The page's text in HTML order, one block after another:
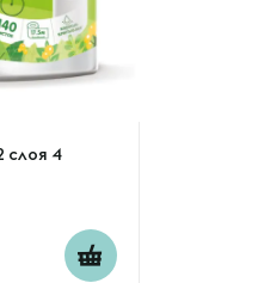
слоя 4